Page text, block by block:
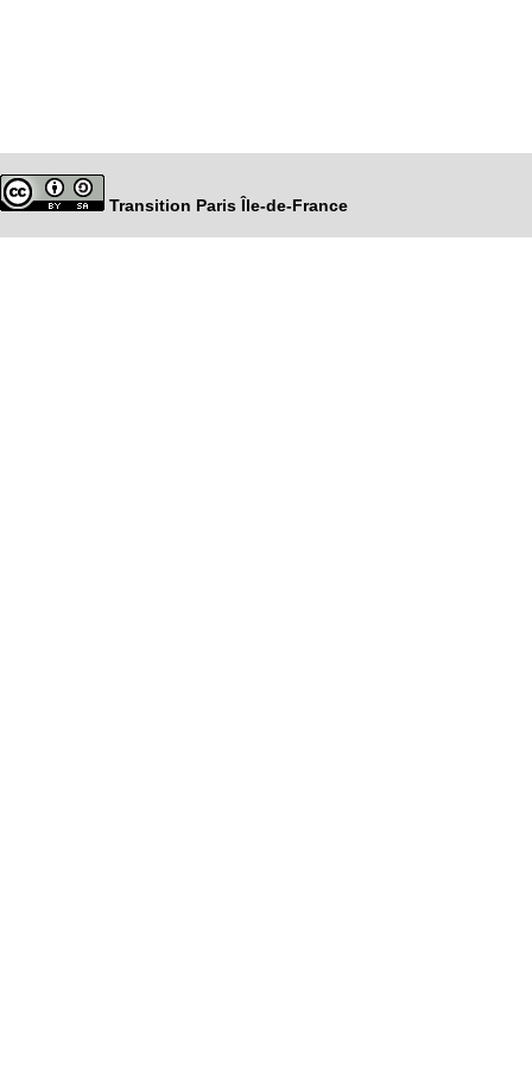
Transition Paris Île-de-France